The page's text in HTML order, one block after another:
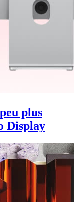
plus
Display